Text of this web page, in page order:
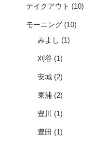
テイクアウト (10)
モーニング (10)
みよし (1)
刈谷 (1)
安城 (2)
東浦 (2)
豊川 (1)
豊田 (1)